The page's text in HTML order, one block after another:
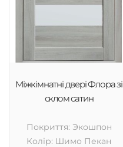
Міжкімнатні двері Флора зі
склом сатин
Покриття: Экошпон
Колір: Шимо Пекан